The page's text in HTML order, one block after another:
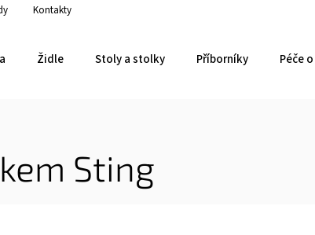
Kontakty
Židle Stoly a stolky Příborníky Péče
Sting